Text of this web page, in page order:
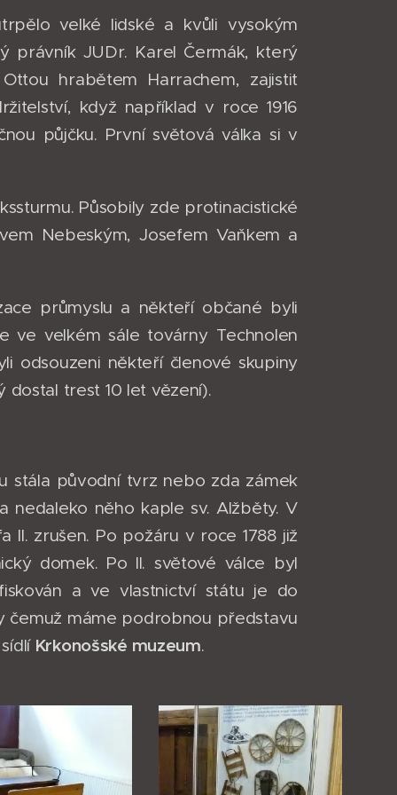
velké lidské a kvůli vysokým
právník JUDr. Karel Čermák, který
hrabětem Harrachem, zajistit
když například v roce 1916
půjčku. První světová válka si v
Působily zde protinacistické
Nebeským, Josefem Vaňkem a
průmyslu a někteří občané byli
ve velkém sále továrny Technolen
odsouzeni někteří členové skupiny
dostal trest 10 let vězení).
stála původní tvrz nebo zda zámek
nedaleko něho kaple sv. Alžběty. V
zrušen. Po požáru v roce 1788 již
domek. Po II. světové válce byl
a ve vlastnictví státu je do
čemuž máme podrobnou představu
Krkonošské muzeum.